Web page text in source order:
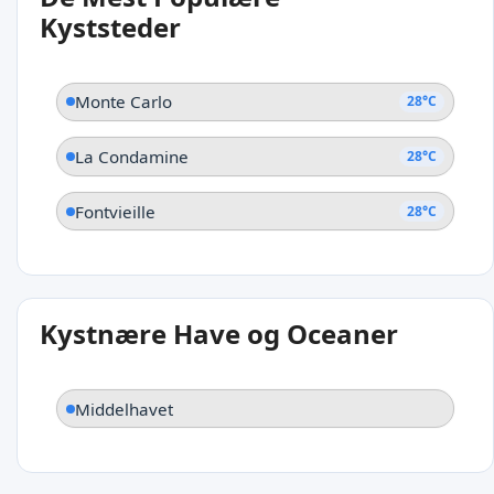
Fontvieille
Kyststeder
Monte Carlo 28°C
La Condamine 28°C
Fontvieille 28°C
Kystnære Have og Oceaner
Middelhavet